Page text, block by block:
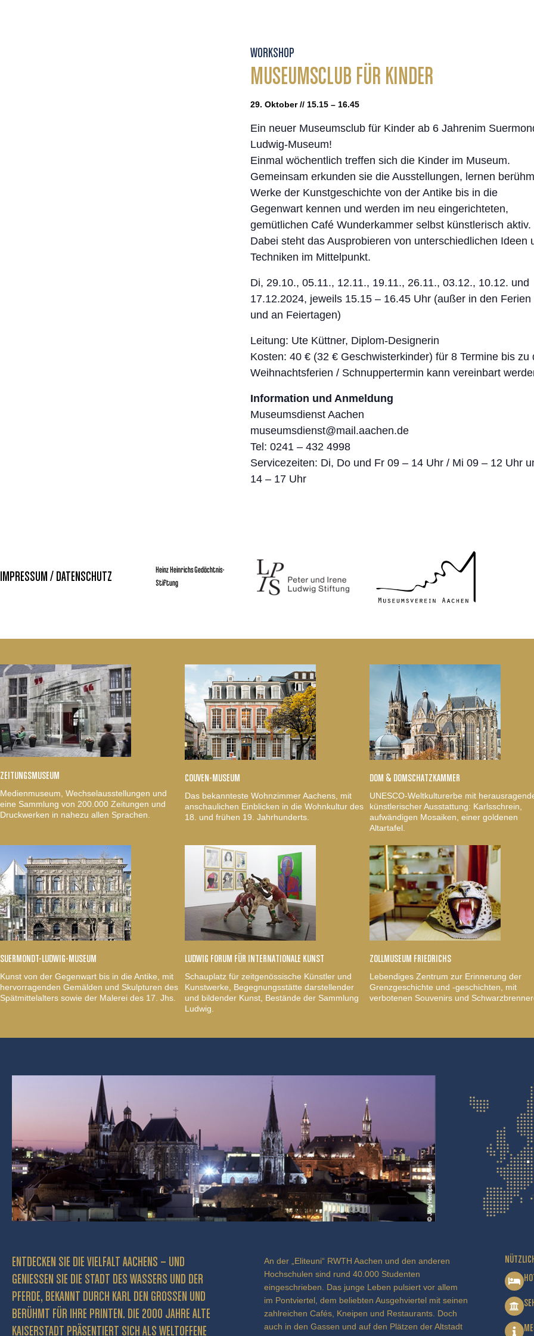
WORKSHOP
MUSEUMSCLUB FÜR KINDER
29. Oktober // 15.15 – 16.45
Ein neuer Museumsclub für Kinder ab 6 Jahrenim
Ludwig-Museum!
Einmal wöchentlich treffen sich die Kinder im Museum.
Gemeinsam erkunden sie die Ausstellungen, lernen
Werke der Kunstgeschichte von der Antike bis in die
Gegenwart kennen und werden im neu eingerichteten,
gemütlichen Café Wunderkammer selbst künstlerisch aktiv.
Dabei steht das Ausprobieren von unterschiedlichen Ideen
Techniken im Mittelpunkt.
Di, 29.10., 05.11., 12.11., 19.11., 26.11., 03.12., 10.12. und
17.12.2024, jeweils 15.15 – 16.45 Uhr (außer in den Ferien
und an Feiertagen)
Leitung: Ute Küttner, Diplom-Designerin
Kosten: 40 € (32 € Geschwisterkinder) für 8 Termine bis zu
Weihnachtsferien / Schnuppertermin kann vereinbart
Information und Anmeldung
Museumsdienst Aachen
museumsdienst@mail.aachen.de
Tel: 0241 – 432 4998
Servicezeiten: Di, Do und Fr 09 – 14 Uhr / Mi 09 – 12 Uhr
14 – 17 Uhr
IMPRESSUM / DATENSCHUTZ
Heinz Heinrichs Gedächtnis-
Stiftung
ZEITUNGSMUSEUM
Medienmuseum, Wechselausstellungen und
eine Sammlung von 200.000 Zeitungen und
Druckwerken in nahezu allen Sprachen.
COUVEN-MUSEUM
Das bekannteste Wohnzimmer Aachens, mit
anschaulichen Einblicken in die Wohnkultur des
18. und frühen 19. Jahrhunderts.
DOM & DOMSCHATZKAMMER
UNESCO-Weltkulturerbe mit
künstlerischer Ausstattung: Karlsschrein,
aufwändigen Mosaiken, einer goldenen
Altartafel.
SUERMONDT-LUDWIG-MUSEUM
Kunst von der Gegenwart bis in die Antike, mit
hervorragenden Gemälden und Skulpturen des
Spätmittelalters sowie der Malerei des 17. Jhs.
LUDWIG FORUM FÜR INTERNATIONALE KUNST
Schauplatz für zeitgenössische Künstler und
Kunstwerke, Begegnungsstätte darstellender
und bildender Kunst, Bestände der Sammlung
Ludwig.
ZOLLMUSEUM FRIEDRICHS
Lebendiges Zentrum zur Erinnerung der
Grenzgeschichte und -geschichten, mit
verbotenen Souvenirs und
ENTDECKEN SIE DIE VIELFALT AACHENS – UND
GENIESSEN SIE DIE STADT DES WASSERS UND DER P
FERDE, BEKANNT DURCH KARL DEN GROSSEN UND BE
RÜHMT FÜR IHRE PRINTEN. DIE 2000 JAHRE ALTE KA
ISERSTADT PRÄSENTIERT SICH ALS WELTOFFENE GR
An der „Eliteuni“ RWTH Aachen und den anderen
Hochschulen sind rund 40.000 Studenten
eingeschrieben. Das junge Leben pulsiert vor allem
im Pontviertel, dem beliebten Ausgehviertel mit seinen
zahlreichen Cafés, Kneipen und Restaurants. Doch
auch in den Gassen und auf den Plätzen der Altstadt